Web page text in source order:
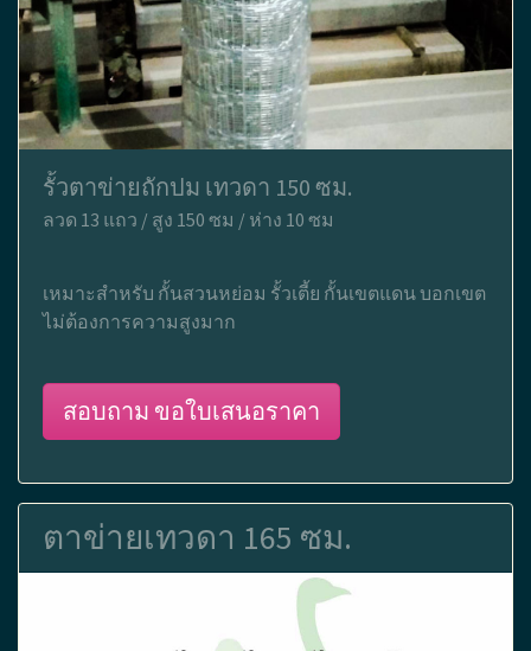
รั้วตาข่ายถักปม เทวดา 150 ซม.
ลวด 13 แถว / สูง 150 ซม / ห่าง 10 ซม
เหมาะสำหรับ กั้นสวนหย่อม รั้วเตี้ย กั้นเขตแดน บอกเขต
ไม่ต้องการความสูงมาก
สอบถาม ขอใบเสนอราคา
ตาข่ายเทวดา 165 ซม.